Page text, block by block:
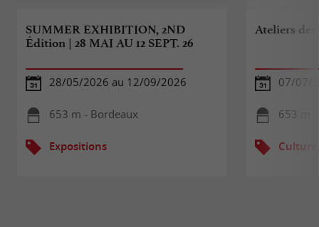
SUMMER EXHIBITION, 2ND
Édition | 28 MAI AU 12 SEPT. 26
28/05/2026 au 12/09/2026
653 m - Bordeaux
Expositions
Ateliers des
07/07/
653 m
Culture